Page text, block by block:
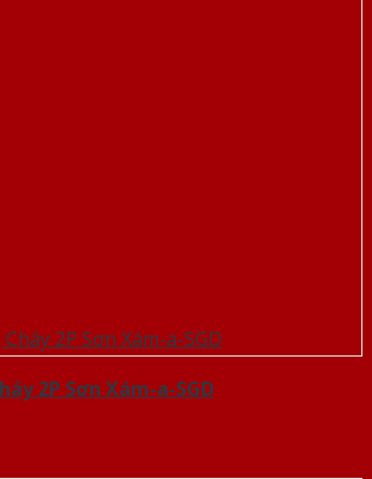
2P Sơn Xám-a-SGD